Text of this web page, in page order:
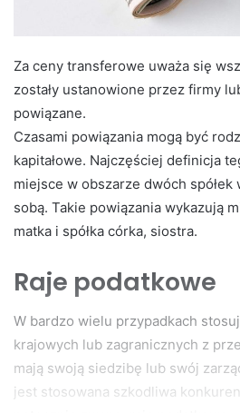
Za ceny transferowe uważa się
zostały ustanowione przez firmy
powiązane.
Czasami powiązania mogą być
kapitałowe. Najczęściej definicja
miejsce w obszarze dwóch spółek
sobą. Takie powiązania wykazują
matka i spółka córka, siostra.
Raje podatkowe
W bardzo wielu przypadkach
krajowych lub zagranicznych z
mają swoją siedzibę lub swój
jest stosowana szkodliwa